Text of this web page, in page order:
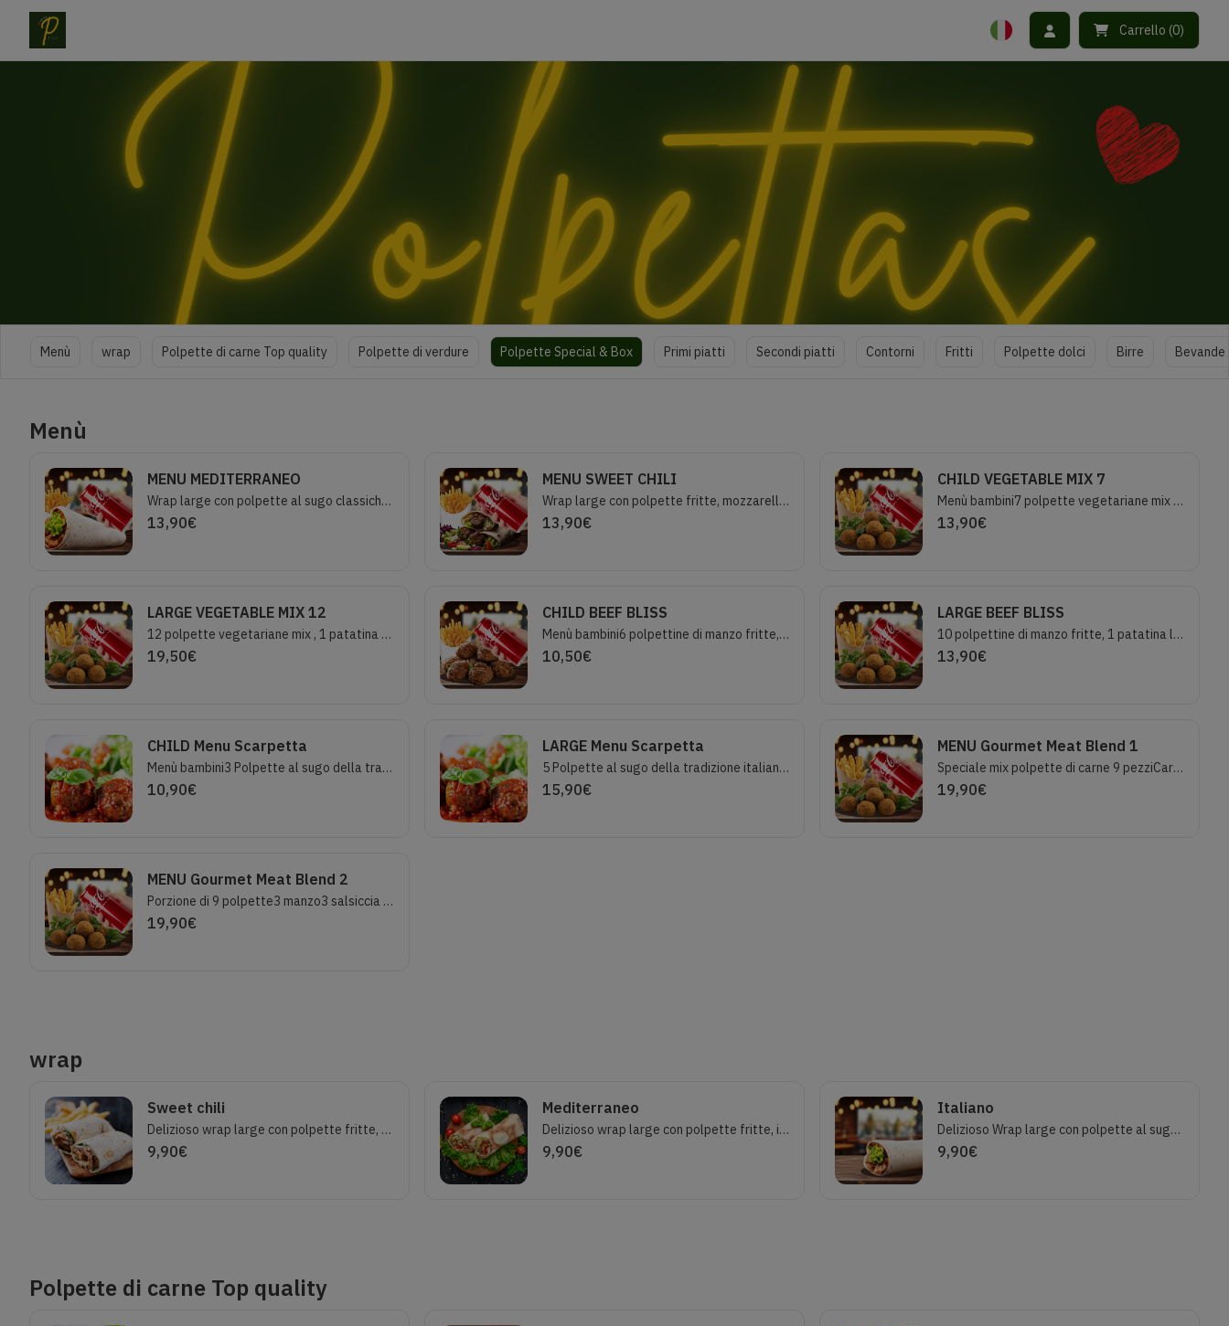
Carrello (0)
Menù wrap Polpette di carne Top quality Polpette di verdure Polpette Special & Box Primi piatti Secondi piatti Contorni Fritti Polpette dolci Birre Bevande
Menù
MENU MEDITERRANEO
Wrap large con polpette al sugo classiche e crema di pecorino, patatine fritte, bibita 33cl
13,90€
MENU SWEET CHILI
Wrap large con polpette fritte, mozzarella, salsa sweet chili e rucola, patatine fritte, bibita 33cl
13,90€
CHILD VEGETABLE MIX 7
Menù bambini7 polpette vegetariane mix , 1 patatina small, 1 bibita 33cl
13,90€
LARGE VEGETABLE MIX 12
12 polpette vegetariane mix , 1 patatina large, 1 bibita 33cl
19,50€
CHILD BEEF BLISS
Menù bambini6 polpettine di manzo fritte, 1 patatina small, 1 bibita 33cl
10,50€
LARGE BEEF BLISS
10 polpettine di manzo fritte, 1 patatina large, 1 bibita 33cl
13,90€
CHILD Menu Scarpetta
Menù bambini3 Polpette al sugo della tradizione italiana, pane, patatine fritte small,1 bibita 33cl
10,90€
LARGE Menu Scarpetta
5 Polpette al sugo della tradizione italiana, pane, patatine fritte large,1 bibita 33cl
15,90€
MENU Gourmet Meat Blend 1
Speciale mix polpette di carne 9 pezziCarni scelte italiane!Porzione 9 polpette: 3 salsiccia e cicoria, 3 salsiccia e fagioli alla cubana, 3 manzo fritte classiche.1 PATATINA FRITTA1 BIBITA 33CL
19,90€
MENU Gourmet Meat Blend 2
Porzione di 9 polpette3 manzo3 salsiccia cicoria3 honey (pollo miele cannella)1 PATATINA FRITTA1 BIBITA 33CL
19,90€
wrap
Sweet chili
Delizioso wrap large con polpette fritte, mozzarella, salsa sweet chili, rucola.
9,90€
Mediterraneo
Delizioso wrap large con polpette fritte, insalata, pomodorini, patatine fritte e salsa tzatziki.
9,90€
Italiano
Delizioso Wrap large con polpette al sugo classiche, crema di pecorino e basilico fresco.
9,90€
Polpette di carne Top quality